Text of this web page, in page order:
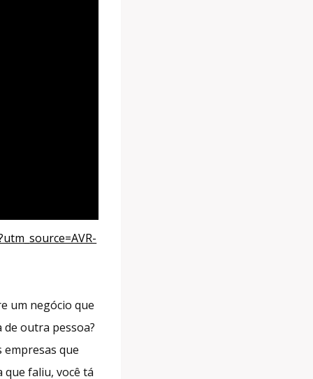
um negócio que
outra pessoa?
empresas que
que faliu, você tá